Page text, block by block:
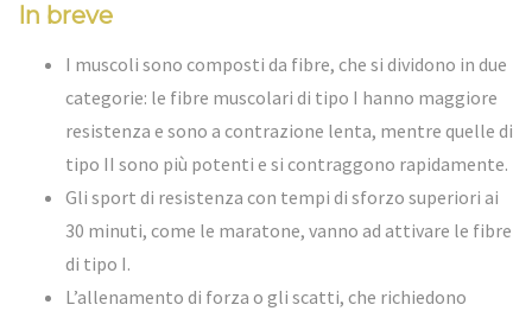
In breve
I muscoli sono composti da fibre, che si dividono in due
categorie: le fibre muscolari di tipo I hanno maggiore
resistenza e sono a contrazione lenta, mentre quelle di
tipo II sono più potenti e si contraggono rapidamente.
Gli sport di resistenza con tempi di sforzo superiori ai
30 minuti, come le maratone, vanno ad attivare le fibre
di tipo I.
L’allenamento di forza o gli scatti, che richiedono